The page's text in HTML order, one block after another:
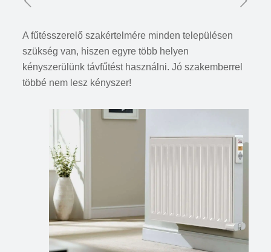
A fűtésszerelő szakértelmére minden településen
szükség van, hiszen egyre több helyen
kényszerülünk távfűtést használni. Jó szakemberrel
többé nem lesz kényszer!